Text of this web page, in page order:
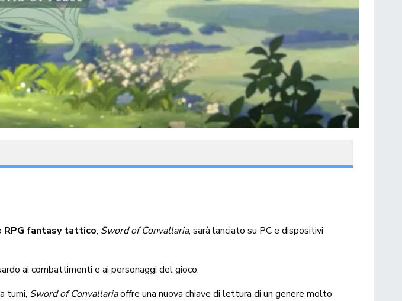
RPG fantasy tattico, Sword of Convallaria, sarà lanciato su PC e dispositivi
ai combattimenti e ai personaggi del gioco.
turni, Sword of Convallariaoffre una nuova chiave di lettura di un genere molto